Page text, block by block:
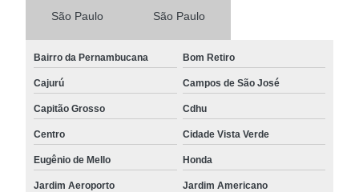
São Paulo São Paulo
Bairro da Pernambucana Bom Retiro
Cajurú Campos de São José
Capitão Grosso Cdhu
Centro Cidade Vista Verde
Eugênio de Mello Honda
Jardim Aeroporto Jardim Americano